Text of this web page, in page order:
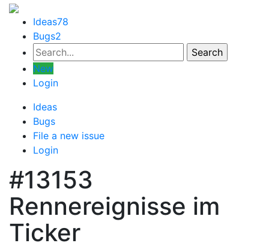
Ideas78
Bugs2
New
Login
Ideas
Bugs
File a new issue
Login
#13153
Rennereignisse im
Ticker